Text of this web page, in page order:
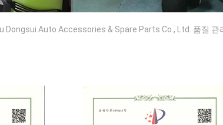
Dongsui Auto Accessories & Spare Parts Co., Ltd. 품질 관